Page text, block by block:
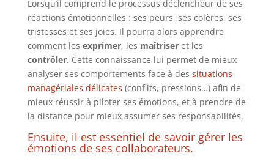
Lorsqu’il comprend le processus déclencheur de ses
réactions émotionnelles : ses peurs, ses colères, ses
tristesses et ses joies. Il pourra alors apprendre
comment les exprimer, les maîtriseret les
contrôler. Cette connaissance lui permet de mieux
analyser ses comportements face à des situations
managériales délicates (conflits, pressions…) afin de
mieux réussir à piloter ses émotions, et à prendre de
la distance pour mieux assumer ses responsabilités.
Ensuite, il est essentiel de savoir gérer les
émotions de ses collaborateurs.